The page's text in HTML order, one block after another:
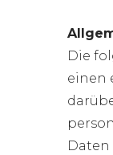
Die
einen
Daten